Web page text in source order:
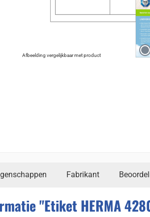
Afbeelding vergelijkbaar met product
Fabrikant
"Etiket HERMA